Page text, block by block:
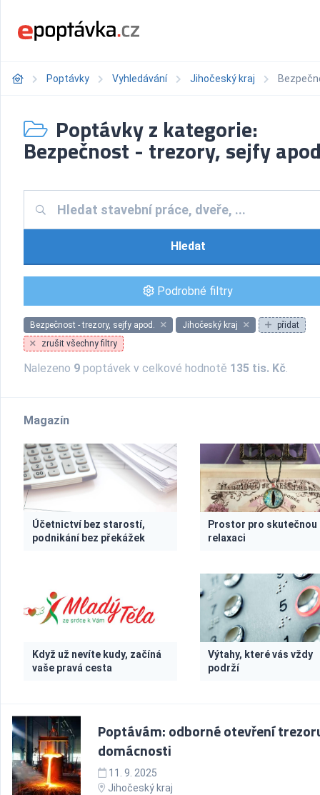
Poptávky Vyhledávání Jihočeský kraj
Poptávky z kategorie:
Bezpečnost - trezory, sejfy
Hledat
Podrobné filtry
Bezpečnost - trezory, sejfy apod. Jihočeský kraj
přidat
zrušit všechny filtry
Nalezeno 9 poptávek v celkové hodnotě 135 tis. Kč.
Magazín
Účetnictví bez starostí,
podnikání bez překážek
Prostor pro skutečnou
relaxaci
Když už nevíte kudy, začíná
vaše pravá cesta
Výtahy, které vás vždy
podrží
Poptávám: odborné otevření
domácnosti
11. 9. 2025
Jihočeský kraj